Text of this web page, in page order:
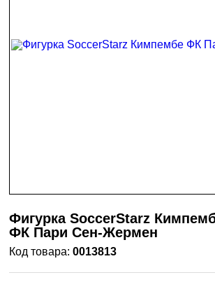
Фигурка SoccerStarz
ФК Пари Сен-Жермен
0013813